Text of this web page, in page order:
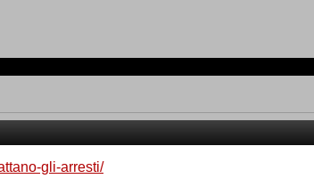
gli-arresti/